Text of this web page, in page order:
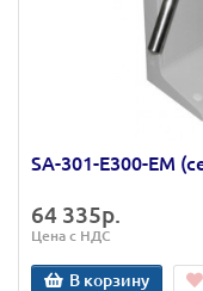
SA-301-Е300-ЕМ
64 335р.
Цена с НДС
В корзину